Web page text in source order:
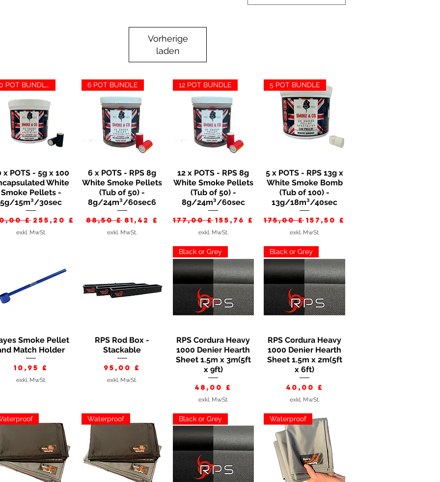
Vorherige
laden
Schnellansicht
10 POT BUNDLE
x POTS - 5g x 100
White
Smoke Pellets -
5g/15m³/30sec
£ Sale-Preis
255,20 £
exkl. MwSt.
Schnellansicht
6 POT BUNDLE
6 x POTS - RPS 8g
White Smoke Pellets
(Tub of 50) -
8g/24m³/60sec6
Standardpreis
88,50 £ Sale-Preis
81,42 £
exkl. MwSt.
Schnellansicht
12 POT BUNDLE
12 x POTS - RPS 8g
White Smoke Pellets
(Tub of 50) -
8g/24m³/60sec
Standardpreis
177,00 £ Sale-Preis
155,76 £
exkl. MwSt.
Schnellansicht
5 POT BUNDLE
5 x POTS - RPS 13g x
White Smoke Bomb
(Tub of 100) -
13g/18m³/40sec
Standardpreis
175,00 £ Sale-Preis
157,50 £
exkl. MwSt.
Schnellansicht
Smoke Pellet
Match Holder
Preis
10,95 £
exkl. MwSt.
Schnellansicht
RPS Rod Box -
Stackable
Preis
95,00 £
exkl. MwSt.
Schnellansicht
Black or Grey
RPS Cordura Heavy
1000 Denier Hearth
Sheet 1.5m x 3m(5ft
x 9ft)
Preis
48,00 £
exkl. MwSt.
Schnellansicht
Black or Grey
RPS Cordura Heavy
1000 Denier Hearth
Sheet 1.5m x 2m(5ft
x 6ft)
Preis
40,00 £
exkl. MwSt.
Waterproof Black or Grey Waterproof